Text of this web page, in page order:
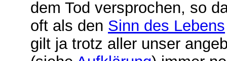
dem Tod versprochen, so
oft als den Sinn des Lebens
gilt ja trotz aller unser